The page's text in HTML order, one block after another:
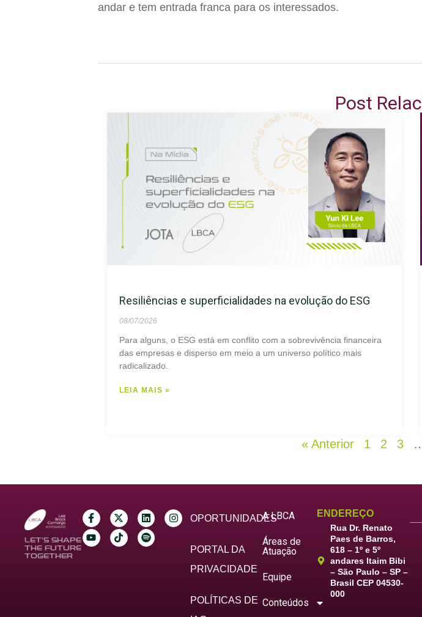
andar e tem entrada franca para os interessados.
Post
Resiliências e superficialidades na evolução do ESG
08/07/2026
Para alguns, o ESG está em conflito com a sobrevivência financeira
das empresas e disperso em meio a um universo político mais
radicalizado.
LEIA MAIS »
« Anterior 1 2 3
LET’S SHAPE
THE FUTURE
TOGETHER
OPORTUNIDADES
PORTAL DA
PRIVACIDADE
POLÍTICAS DE
A LBCA
Áreas de
Atuação
Equipe
Conteúdos
ENDEREÇO
Rua Dr. Renato
Paes de Barros,
618 – 1º e 5º
andares Itaim Bibi
– São Paulo – SP –
Brasil CEP 04530-
000